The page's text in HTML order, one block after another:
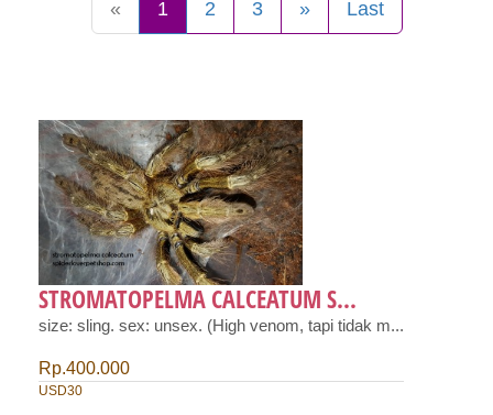
« 1 2 3 » Last
STROMATOPELMA CALCEATUM S...
size: sling. sex: unsex. (High venom, tapi tidak m...
Rp.400.000
USD30